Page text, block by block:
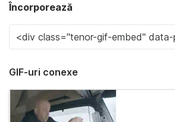
Încorporează
GIF-uri conexe